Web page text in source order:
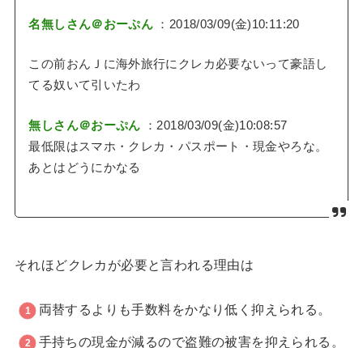
名無しさん＠おーぷん ：2018/03/09(金)10:11:20
この前おんＪに海外旅行にクレカ必要ないって豪語し
てる奴いて引いたわ
無しさん＠おーぷん ：2018/03/09(金)10:08:57
最低限はスマホ・クレカ・パスポート・現金やろな。
あとはどうにかなる
それほどクレカが必要と言われる理由は
両替するよりも手数料をかなり低く抑えられる。
手持ちの現金が減るので盗難の被害を抑えられる。